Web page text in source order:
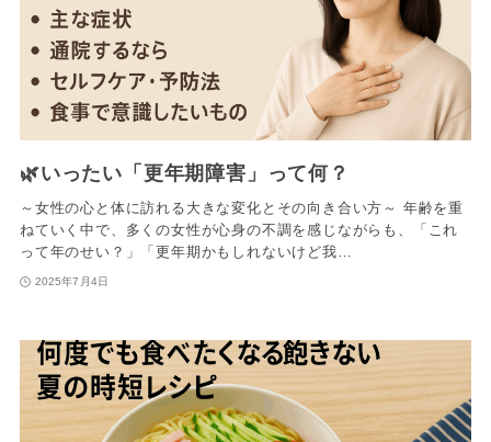
🌿いったい「更年期障害」って何？
～女性の心と体に訪れる大きな変化とその向き合い方～ 年齢を重
ねていく中で、多くの女性が心身の不調を感じながらも、「これ
って年のせい？」「更年期かもしれないけど我…
2025年7月4日